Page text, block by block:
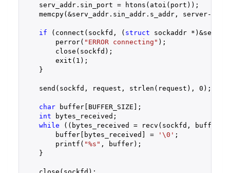
    serv_addr.sin_port = htons(atoi(port));
memcpy(&serv_addr.sin_addr.s_addr, server-
if (connect(sockfd, ( struct sockaddr
        perror(
"ERROR connecting" );
        close(sockfd);
        exit(
1 );
    }
    send(sockfd, request, strlen(request),
0 );
char buffer[BUFFER_SIZE];
int bytes_received;
while ((bytes_received = recv(sockfd, buffer,
        buffer[bytes_received] =
'\0' ;
        printf(
"%s" , buffer);
    }
    close(sockfd);